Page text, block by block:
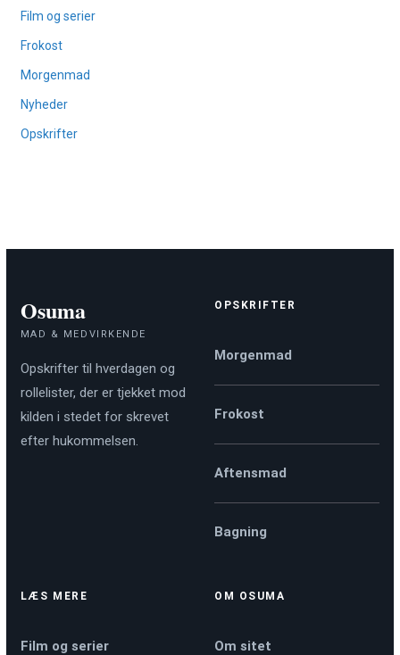
Film og serier
Frokost
Morgenmad
Nyheder
Opskrifter
Osuma
MAD & MEDVIRKENDE
Opskrifter til hverdagen og
rollelister, der er tjekket mod
kilden i stedet for skrevet
efter hukommelsen.
OPSKRIFTER
Morgenmad
Frokost
Aftensmad
Bagning
LÆS MERE
Film og serier
OM OSUMA
Om sitet